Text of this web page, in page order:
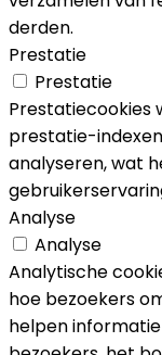
derden.
Prestatie
Prestatie
Prestatiecookies
prestatie-
analyseren, wat
Analyse
Analyse
Analytische
hoe bezoekers
helpen